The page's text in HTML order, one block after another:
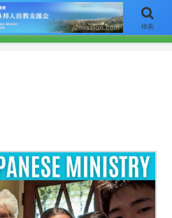
ルによる配信をご希望の方はここをク
ームからアドレスをご連絡下さい。
検索